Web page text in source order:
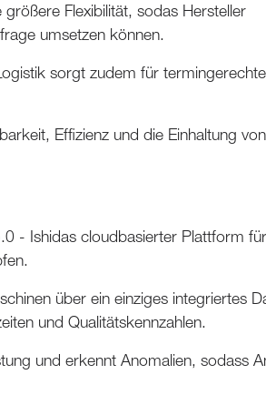
Flexibilität, sodas Hersteller
umsetzen können.
sorgt zudem für
Effizienz und die Einhaltung von
- Ishidas cloudbasierter Plattform für
über ein einziges integriertes
und Qualitätskennzahlen.
und erkennt Anomalien, sodass